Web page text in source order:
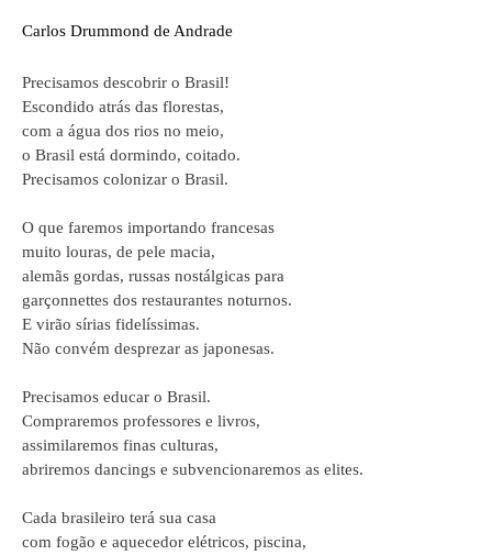
Carlos Drummond de Andrade
Precisamos descobrir o Brasil!
Escondido atrás das florestas,
com a água dos rios no meio,
o Brasil está dormindo, coitado.
Precisamos colonizar o Brasil.
O que faremos importando francesas
muito louras, de pele macia,
alemãs gordas, russas nostálgicas para
garçonnettes dos restaurantes noturnos.
E virão sírias fidelíssimas.
Não convém desprezar as japonesas.
Precisamos educar o Brasil.
Compraremos professores e livros,
assimilaremos finas culturas,
abriremos dancings e subvencionaremos as elites.
Cada brasileiro terá sua casa
com fogão e aquecedor elétricos, piscina,